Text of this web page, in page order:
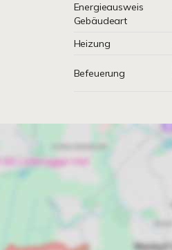
Energieausweis
Gebäudeart
Heizung
Befeuerung